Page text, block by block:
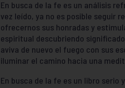
En busca de la fe es un análisis
vez leído, ya no es posible seguir
ofrecernos sus honradas y
espiritual descubriendo
aviva de nuevo el fuego con sus
iluminar el camino hacia una
En busca de la fe es un libro serio